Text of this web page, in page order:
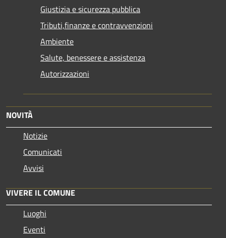
Giustizia e sicurezza pubblica
Tributi,finanze e contravvenzioni
Ambiente
Salute, benessere e assistenza
Autorizzazioni
NOVITÀ
Notizie
Comunicati
Avvisi
VIVERE IL COMUNE
Luoghi
Eventi